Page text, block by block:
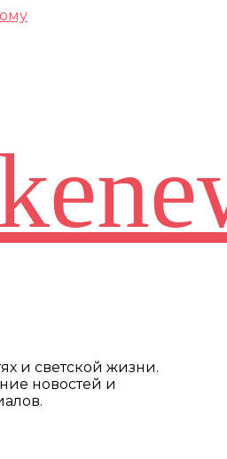
и светской жизни.
новостей и